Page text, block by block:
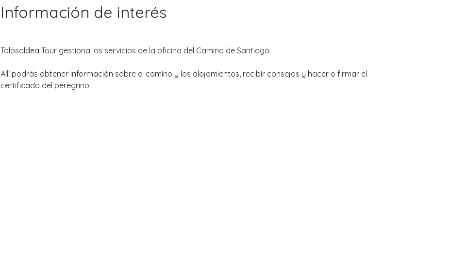
Información de interés
Tolosaldea Tour gestiona los servicios de la oficina del Camino de Santiago.
Allí podrás obtener información sobre el camino y los alojamientos, recibir consejos y hacer o firmar el
certificado del peregrino.